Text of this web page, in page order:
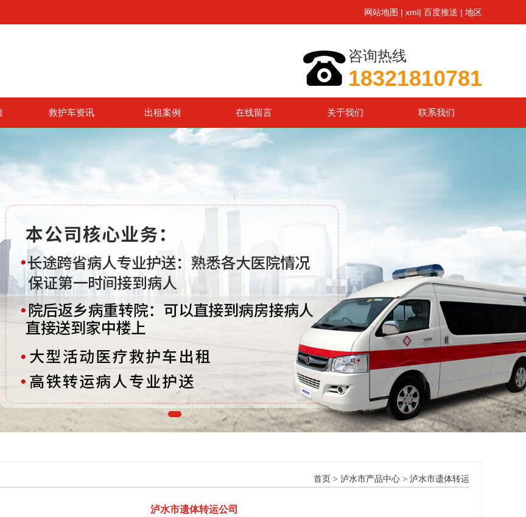
网站地图 | xml| 百度推送 | 地区
咨询热线
18321810781
救护车资讯 出租案例 在线留言 关于我们 联系我们
首页 > 泸水市产品中心 > 泸水市遗体转运
泸水市遗体转运公司